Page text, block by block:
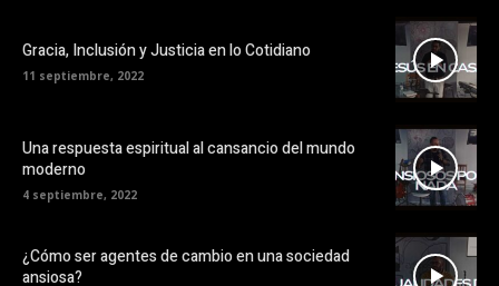
Gracia, Inclusión y Justicia en lo Cotidiano
11 septiembre, 2022
Una respuesta espiritual al cansancio del mundo
moderno
4 septiembre, 2022
¿Cómo ser agentes de cambio en una sociedad
ansiosa?